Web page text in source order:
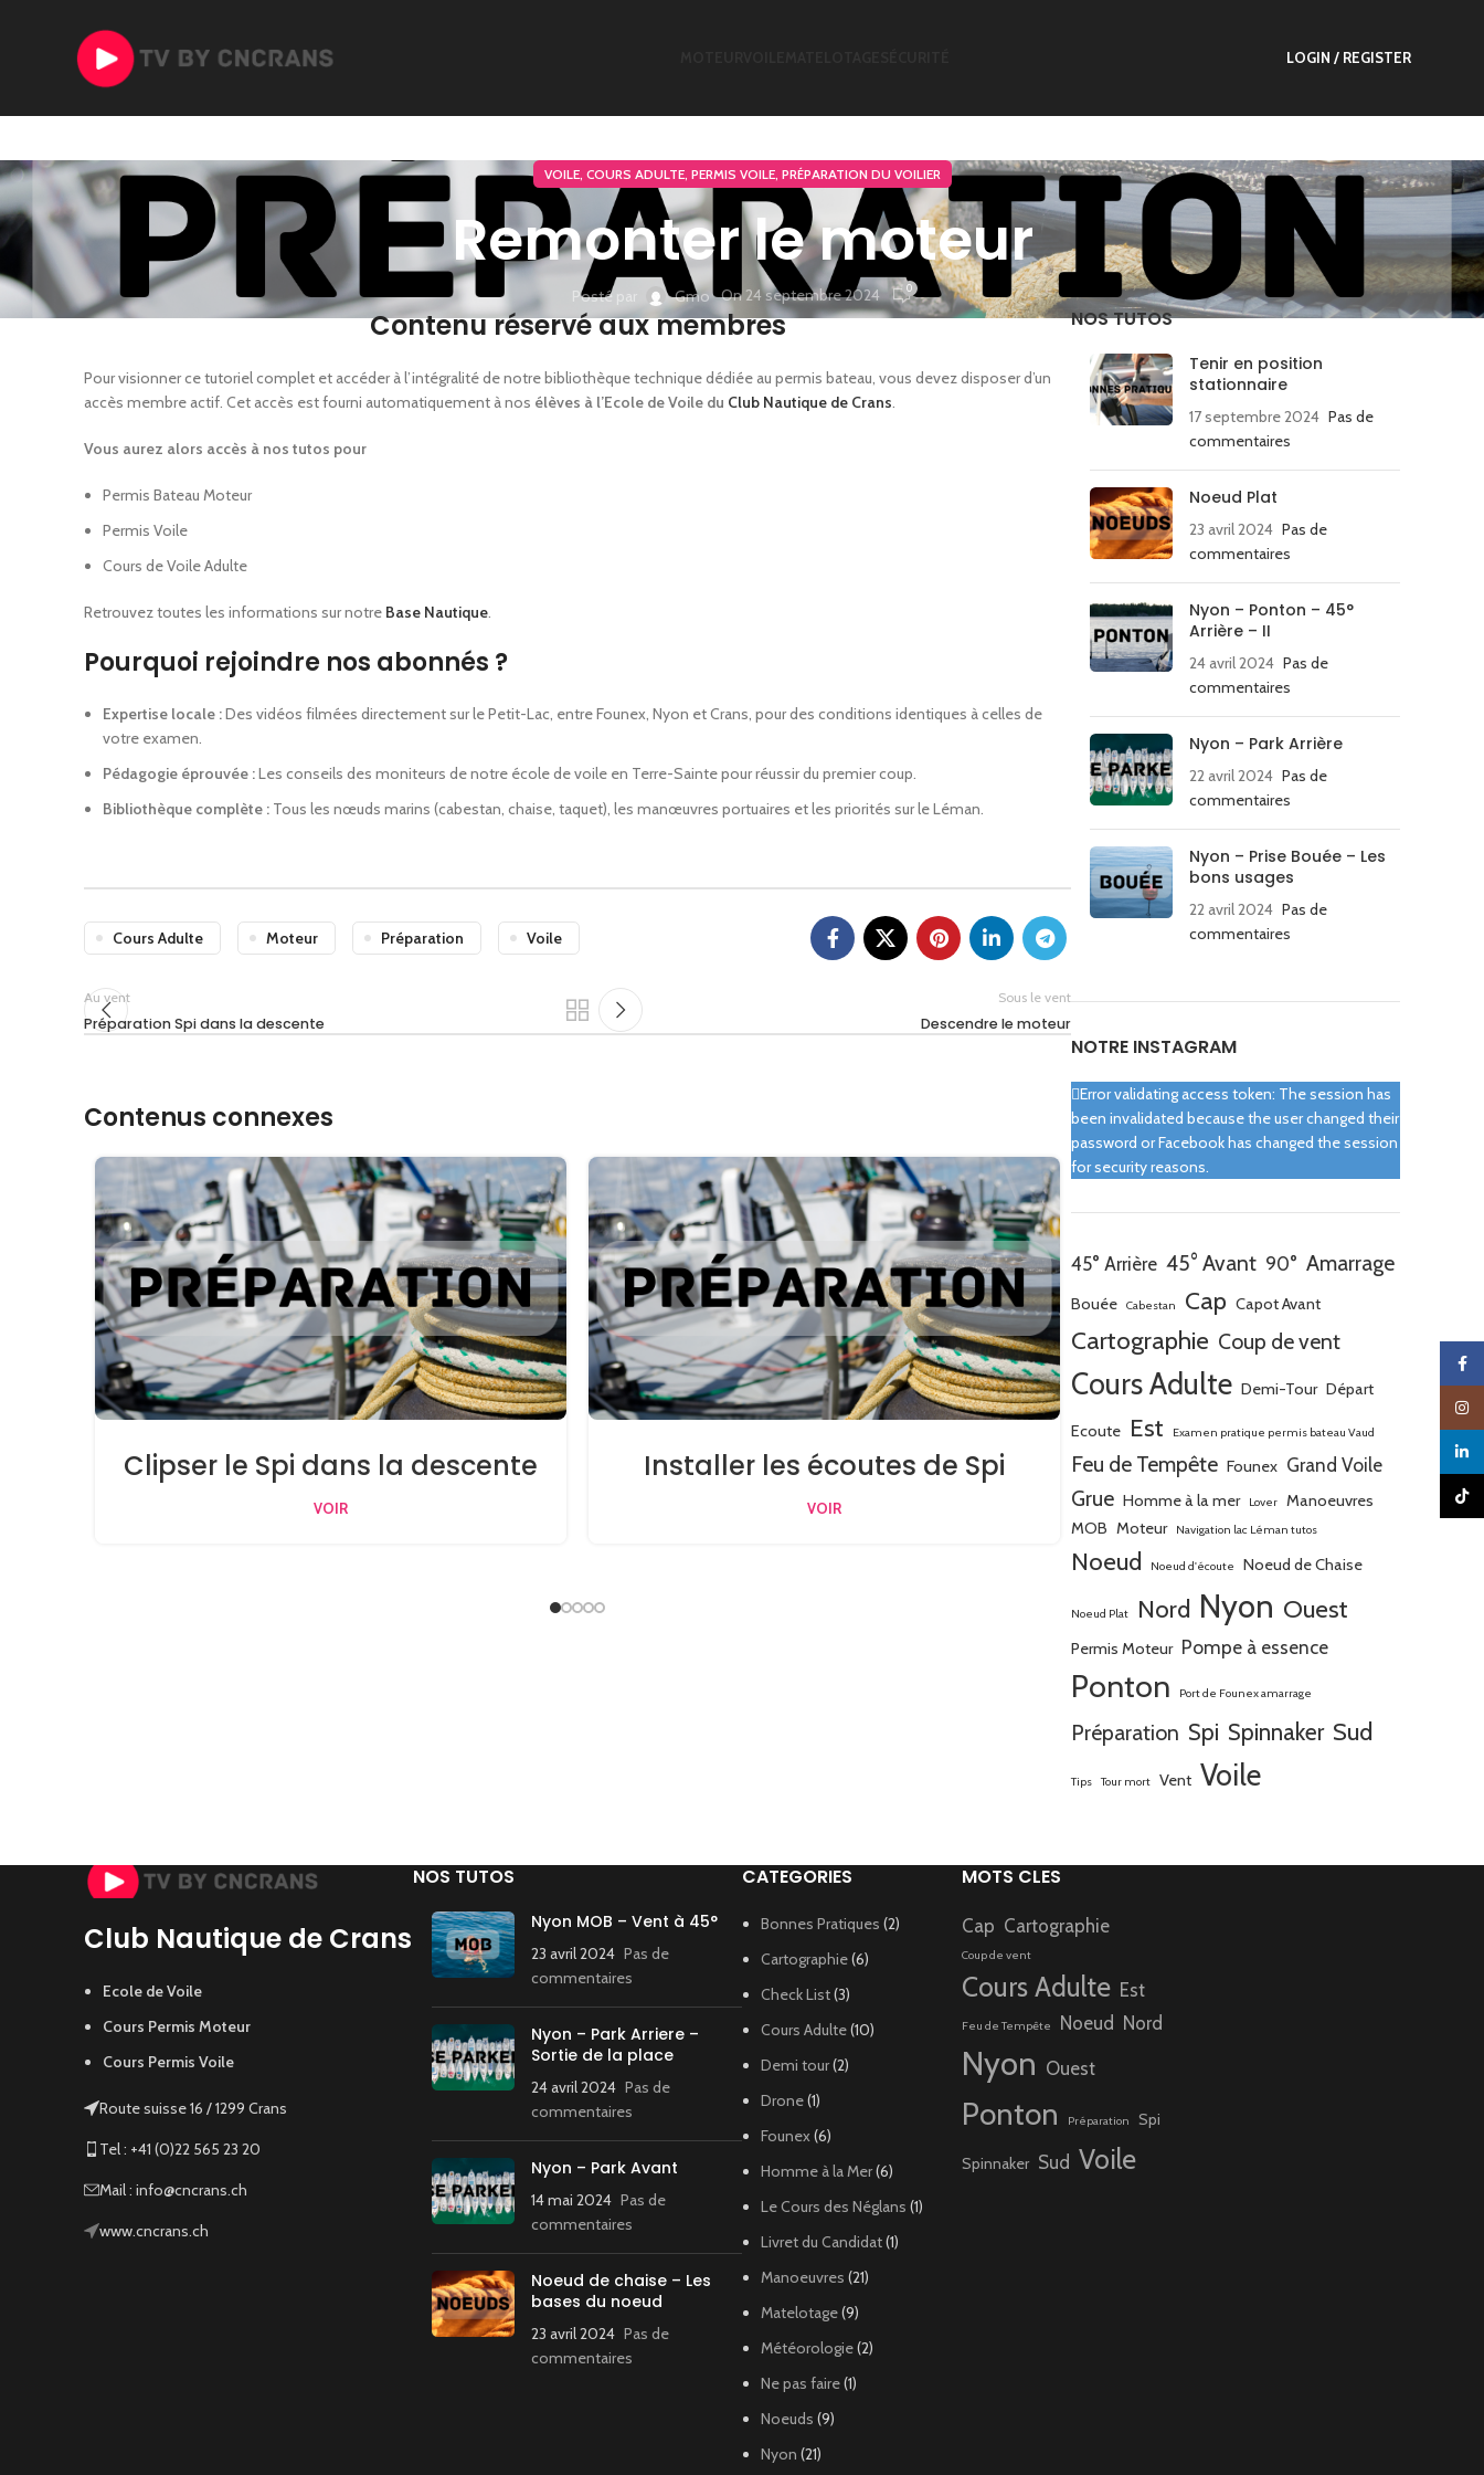
LOGIN / REGISTER
VOILE, COURS ADULTE, PERMIS VOILE, PRÉPARATION DU VOILIER
Remonter le moteur
Posté par Gmo On 24 septembre 2024 0
Contenu réservé aux membres
Pour visionner ce tutoriel complet et accéder à l’intégralité de notre bibliothèque technique dédiée au permis bateau, vous devez disposer d’un
accès membre actif. Cet accès est fourni automatiquement à nos élèves à l’Ecole de Voile du Club Nautique de Crans.
Vous aurez alors accès à nos tutos pour
Permis Bateau Moteur
Permis Voile
Cours de Voile Adulte
Retrouvez toutes les informations sur notre Base Nautique.
Pourquoi rejoindre nos abonnés ?
Expertise locale :Des vidéos filmées directement sur le Petit-Lac, entre Founex, Nyon et Crans, pour des conditions identiques à celles de
votre examen.
Pédagogie éprouvée :Les conseils des moniteurs de notre école de voile en Terre-Sainte pour réussir du premier coup.
Bibliothèque complète : Tous les nœuds marins (cabestan, chaise, taquet), les manœuvres portuaires et les priorités sur le Léman.
Cours Adulte Moteur Préparation Voile
Au vent
Préparation Spi dans la descente
Sous le vent
Descendre le moteur
Contenus connexes
Clipser le Spi dans la descente
VOIR
Installer les écoutes de Spi
VOIR
Préparation Spi dans la
descente
NOS TUTOS
Tenir en position
stationnaire
17 septembre 2024 Pas de
commentaires
Noeud Plat
23 avril 2024 Pas de
commentaires
Nyon – Ponton – 45°
Arrière – II
24 avril 2024 Pas de
commentaires
Nyon – Park Arrière
22 avril 2024 Pas de
commentaires
Nyon – Prise Bouée – Les
bons usages
22 avril 2024 Pas de
commentaires
NOTRE INSTAGRAM
Error validating access token: The session has
been invalidated because the user changed their
password or Facebook has changed the session
for security reasons.
45° Arrière 45° Avant 90° Amarrage
Bouée Cabestan Cap Capot Avant
Cartographie Coup de vent
Cours Adulte Demi-Tour Départ
Ecoute Est Examen pratique permis bateau Vaud
Feu de Tempête Founex Grand Voile
Grue Homme à la mer Lover
Manoeuvres
MOB Moteur Navigation lac Léman tutos
Noeud Noeud d'écoute Noeud de Chaise
Noeud Plat Nord Nyon Ouest
Permis Moteur Pompe à essence
Ponton Port de Founex amarrage
Préparation Spi Spinnaker Sud
Tips Tour mort Vent Voile
Club Nautique de Crans
Ecole de Voile
Cours Permis Moteur
Cours Permis Voile
Route suisse 16 / 1299 Crans
Tel : +41 (0)22 565 23 20
Mail : info@cncrans.ch
www.cncrans.ch
NOS TUTOS
Nyon MOB – Vent à 45°
23 avril 2024 Pas de
commentaires
Nyon – Park Arriere –
Sortie de la place
24 avril 2024 Pas de
commentaires
Nyon – Park Avant
14 mai 2024 Pas de
commentaires
Noeud de chaise – Les
bases du noeud
23 avril 2024 Pas de
commentaires
CATEGORIES
Bonnes Pratiques (2)
Cartographie(6)
Check List(3)
Cours Adulte(10)
Demi tour(2)
Drone(1)
Founex(6)
Homme à la Mer(6)
Le Cours des Néglans (1)
Livret du Candidat(1)
Manoeuvres (21)
Matelotage(9)
Météorologie(2)
Ne pas faire(1)
Noeuds (9)
Nyon (21)
MOTS CLES
Cap Cartographie
Coup de vent
Cours Adulte Est
Feu de Tempête Noeud Nord
Nyon Ouest
Ponton Préparation Spi
Spinnaker Sud Voile